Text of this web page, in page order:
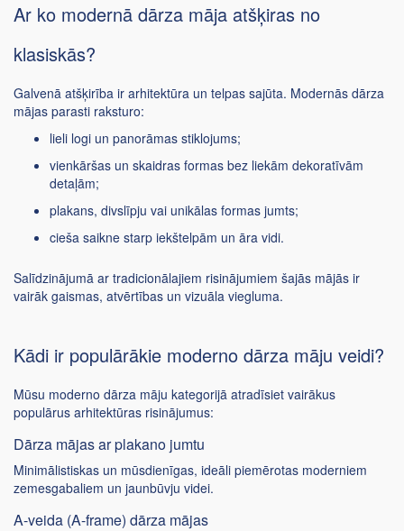
Ar ko modernā dārza māja atšķiras no
klasiskās?
Galvenā atšķirība ir arhitektūra un telpas sajūta. Modernās dārza
mājas parasti raksturo:
lieli logi un panorāmas stiklojums;
vienkāršas un skaidras formas bez liekām dekoratīvām
detaļām;
plakans, divslīpju vai unikālas formas jumts;
cieša saikne starp iekštelpām un āra vidi.
Salīdzinājumā ar tradicionālajiem risinājumiem šajās mājās ir
vairāk gaismas, atvērtības un vizuāla viegluma.
Kādi ir populārākie moderno dārza māju veidi?
Mūsu moderno dārza māju kategorijā atradīsiet vairākus
populārus arhitektūras risinājumus:
Dārza mājas ar plakano jumtu
Minimālistiskas un mūsdienīgas, ideāli piemērotas moderniem
zemesgabaliem un jaunbūvju videi.
A-veida (A-frame) dārza mājas